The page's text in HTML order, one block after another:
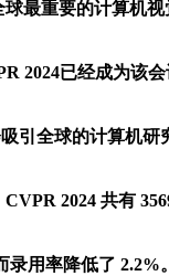
最重要的计算机视
2024已经成为该
引全球的计算机研
2024 共有
用率降低了 2.2%